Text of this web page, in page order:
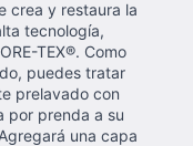
crea y restaura la
tecnología,
TEX®. Como
puedes tratar
prelavado con
por prenda a su
una capa